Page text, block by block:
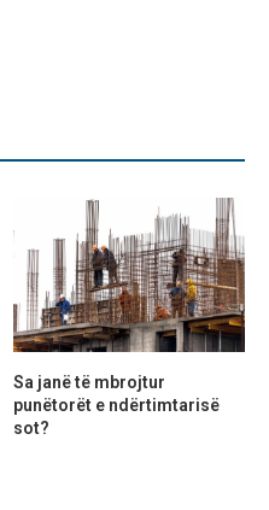
Sa janë të mbrojtur
punëtorët e ndërtimtarisë
sot?